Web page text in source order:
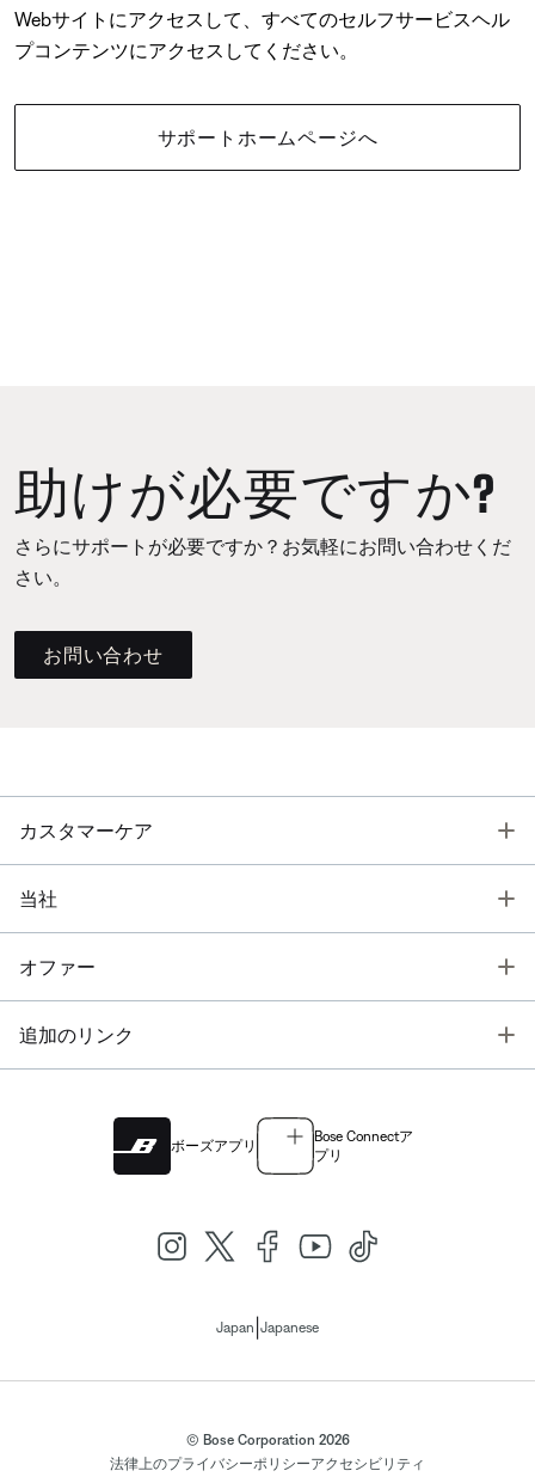
Webサイトにアクセスして、すべてのセルフサービスヘル
プコンテンツにアクセスしてください。
サポートホームページへ
助けが必要ですか?
さらにサポートが必要ですか？お気軽にお問い合わせくだ
さい。
お問い合わせ
カスタマーケア
当社
オファー
追加のリンク
ボーズアプリ
Bose Connectア
プリ
Japan Japanese
© Bose Corporation 2026
法律上のプライバシーポリシーアクセシビリティ